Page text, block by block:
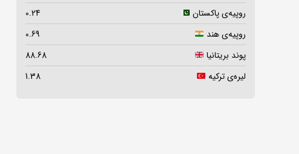
روپیه‌ی پاکستان
0.24
روپیه‌ی هند
0.69
پوند بریتانیا
88.68
لیره‌ی ترکیه
1.38